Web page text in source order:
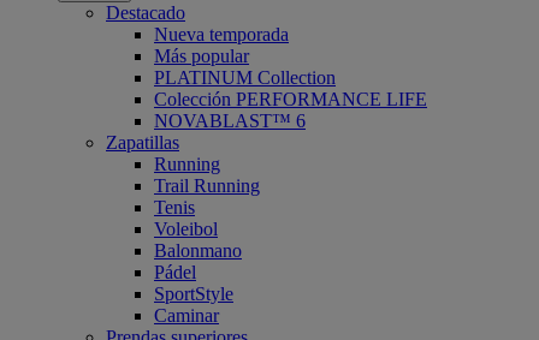
Destacado
Nueva temporada
Más popular
PLATINUM Collection
Colección PERFORMANCE LIFE
NOVABLAST™ 6
Zapatillas
Running
Trail Running
Tenis
Voleibol
Balonmano
Pádel
SportStyle
Caminar